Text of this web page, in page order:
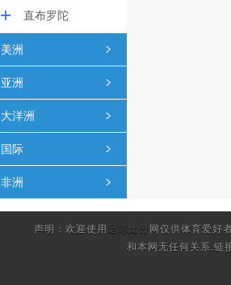
直布罗陀
美洲
亚洲
大洋洲
国际
非洲
声明：欢迎使用 足球比分 网仅供体育爱好
和本网无任何关系.链